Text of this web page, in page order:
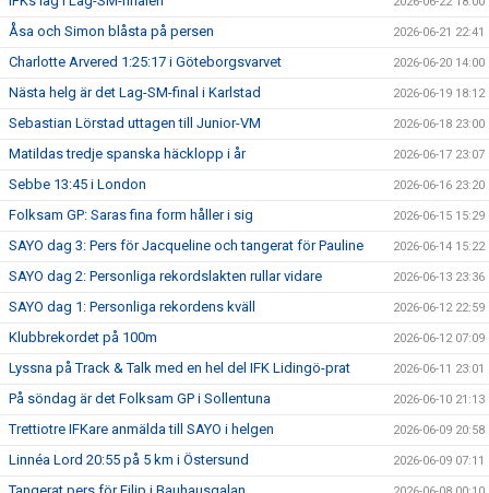
Åsa och Simon blåsta på persen 2026-06-21 22:41
Charlotte Arvered 1:25:17 i Göteborgsvarvet 2026-06-20 14:00
Nästa helg är det Lag-SM-final i Karlstad 2026-06-19 18:12
Sebastian Lörstad uttagen till Junior-VM 2026-06-18 23:00
Matildas tredje spanska häcklopp i år 2026-06-17 23:07
Sebbe 13:45 i London 2026-06-16 23:20
Folksam GP: Saras fina form håller i sig 2026-06-15 15:29
SAYO dag 3: Pers för Jacqueline och tangerat för Pauline 2026-06-14 15:22
SAYO dag 2: Personliga rekordslakten rullar vidare 2026-06-13 23:36
SAYO dag 1: Personliga rekordens kväll 2026-06-12 22:59
Klubbrekordet på 100m 2026-06-12 07:09
Lyssna på Track & Talk med en hel del IFK Lidingö-prat 2026-06-11 23:01
På söndag är det Folksam GP i Sollentuna 2026-06-10 21:13
Trettiotre IFKare anmälda till SAYO i helgen 2026-06-09 20:58
Linnéa Lord 20:55 på 5 km i Östersund 2026-06-09 07:11